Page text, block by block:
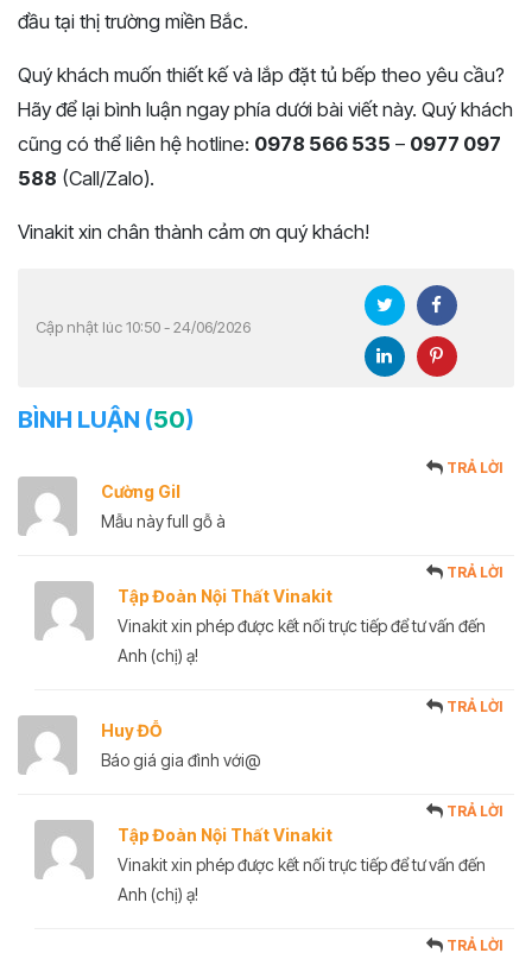
đầu tại thị trường miền Bắc.
Quý khách muốn thiết kế và lắp đặt tủ bếp theo yêu cầu?
Hãy để lại bình luận ngay phía dưới bài viết này. Quý khách
cũng có thể liên hệ hotline: 0978 566 535 – 0977 097
588 (Call/Zalo).
Vinakit xin chân thành cảm ơn quý khách!
Cập nhật lúc 10:50 - 24/06/2026
BÌNH LUẬN (50)
Cường Gil
TRẢ LỜI
Mẫu này full gỗ à
Tập Đoàn Nội Thất Vinakit
TRẢ LỜI
Vinakit xin phép được kết nối trực tiếp để tư vấn đến
Anh (chị) ạ!
Huy ĐỖ
TRẢ LỜI
Báo giá gia đình với@
Tập Đoàn Nội Thất Vinakit
TRẢ LỜI
Vinakit xin phép được kết nối trực tiếp để tư vấn đến
Anh (chị) ạ!
TRẢ LỜI